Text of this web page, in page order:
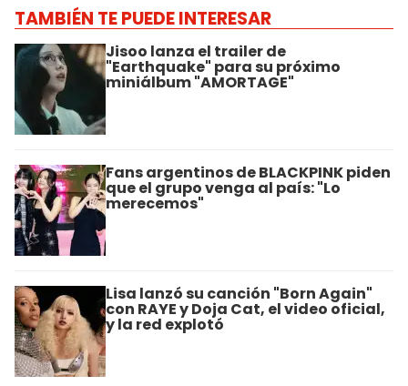
TAMBIÉN TE PUEDE INTERESAR
Jisoo lanza el trailer de
"Earthquake" para su próximo
miniálbum "AMORTAGE"
Fans argentinos de BLACKPINK piden
que el grupo venga al país: "Lo
merecemos"
Lisa lanzó su canción "Born Again"
con RAYE y Doja Cat, el video oficial,
y la red explotó